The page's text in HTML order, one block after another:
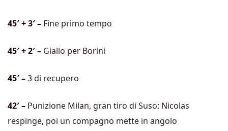
45′ + 3′ – Fine primo tempo
45′ + 2′ – Giallo per Borini
45′ –3 di recupero
42′ – Punizione Milan, gran tiro di Suso: Nicolas
respinge, poi un compagno mette in angolo